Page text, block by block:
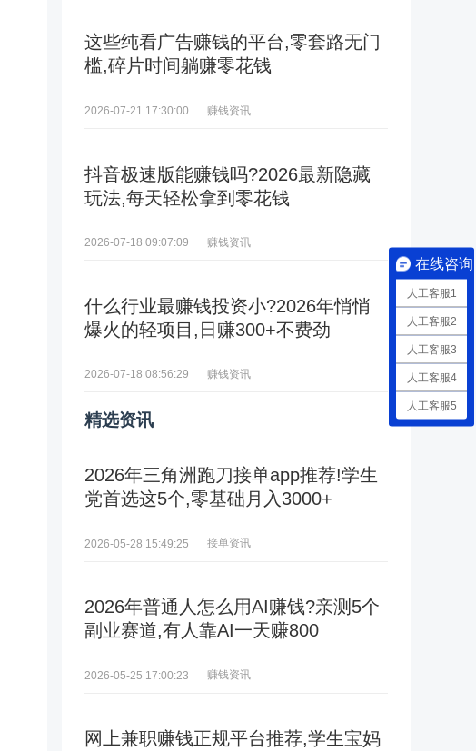
这些纯看广告赚钱的平台,零套路无门
槛,碎片时间躺赚零花钱
2026-07-21 17:30:00 赚钱资讯
抖音极速版能赚钱吗?2026最新隐藏
玩法,每天轻松拿到零花钱
2026-07-18 09:07:09 赚钱资讯
什么行业最赚钱投资小?2026年悄悄
爆火的轻项目,日赚300+不费劲
2026-07-18 08:56:29 赚钱资讯
精选资讯
2026年三角洲跑刀接单app推荐!学生
党首选这5个,零基础月入3000+
2026-05-28 15:49:25 接单资讯
2026年普通人怎么用AI赚钱?亲测5个
副业赛道,有人靠AI一天赚800
2026-05-25 17:00:23 赚钱资讯
网上兼职赚钱正规平台推荐,学生宝妈
在线咨询
人工客服1
人工客服2
人工客服3
人工客服4
人工客服5